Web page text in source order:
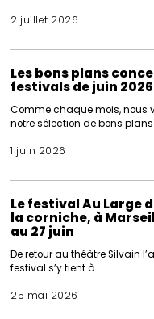
2 juillet 2026
Les bons plans
festivals de juin 2026
Comme chaque mois, nous
notre sélection de bons
1 juin 2026
Le festival Au Large
la corniche, à
au 27 juin
De retour au théâtre Silvain
festival s’y tient à
25 mai 2026